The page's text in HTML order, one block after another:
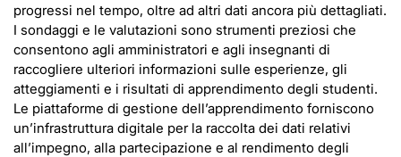
progressi nel tempo, oltre ad altri dati ancora più dettagliati.
I sondaggi e le valutazioni sono strumenti preziosi che
consentono agli amministratori e agli insegnanti di
raccogliere ulteriori informazioni sulle esperienze, gli
atteggiamenti e i risultati di apprendimento degli studenti.
Le piattaforme di gestione dell’apprendimento forniscono
un’infrastruttura digitale per la raccolta dei dati relativi
all’impegno, alla partecipazione e al rendimento degli